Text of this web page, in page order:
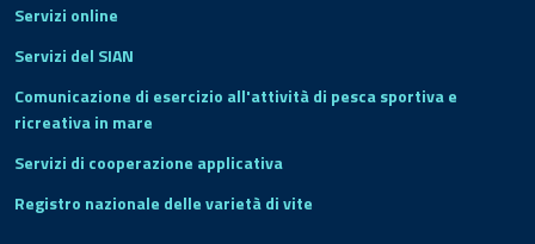
Servizi online
Servizi del SIAN
Comunicazione di esercizio all'attività di pesca sportiva e
ricreativa in mare
Servizi di cooperazione applicativa
Registro nazionale delle varietà di vite